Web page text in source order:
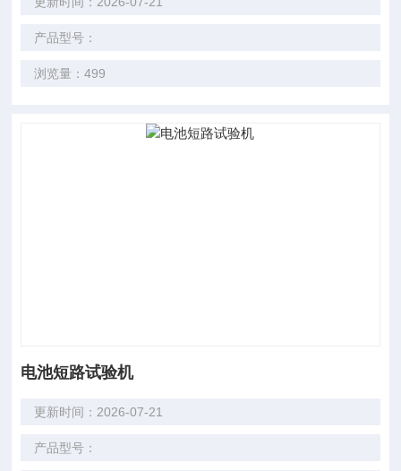
产品型号：
浏览量：499
电池短路试验机
更新时间：2026-07-21
产品型号：